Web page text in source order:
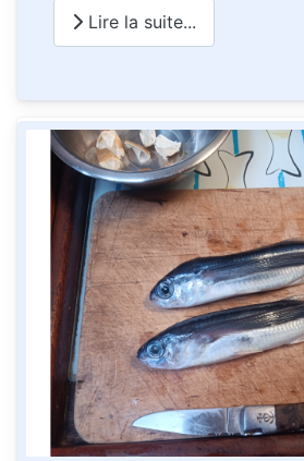
Lire la suite...